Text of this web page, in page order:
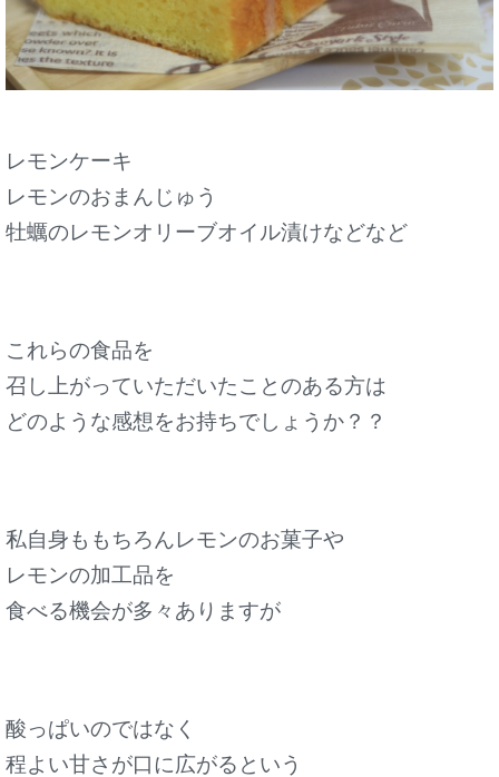
レモンケーキ
レモンのおまんじゅう
牡蠣のレモンオリーブオイル漬けなどなど
これらの食品を
召し上がっていただいたことのある方は
どのような感想をお持ちでしょうか？？
私自身ももちろんレモンのお菓子や
レモンの加工品を
食べる機会が多々ありますが
酸っぱいのではなく
程よい甘さが口に広がるという